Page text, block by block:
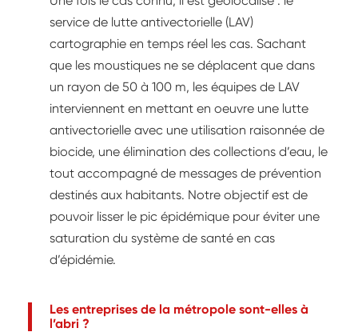
service de lutte antivectorielle (LAV)
cartographie en temps réel les cas. Sachant
que les moustiques ne se déplacent que dans
un rayon de 50 à 100 m, les équipes de LAV
interviennent en mettant en oeuvre une lutte
antivectorielle avec une utilisation raisonnée de
biocide, une élimination des collections d’eau, le
tout accompagné de messages de prévention
destinés aux habitants. Notre objectif est de
pouvoir lisser le pic épidémique pour éviter une
saturation du système de santé en cas
d’épidémie.
Les entreprises de la métropole sont-elles à
l’abri ?